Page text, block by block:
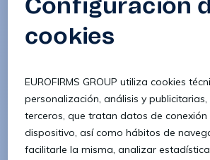
Contraseña
Confirmar contraseña
8 caracteres 1 letra minúscula